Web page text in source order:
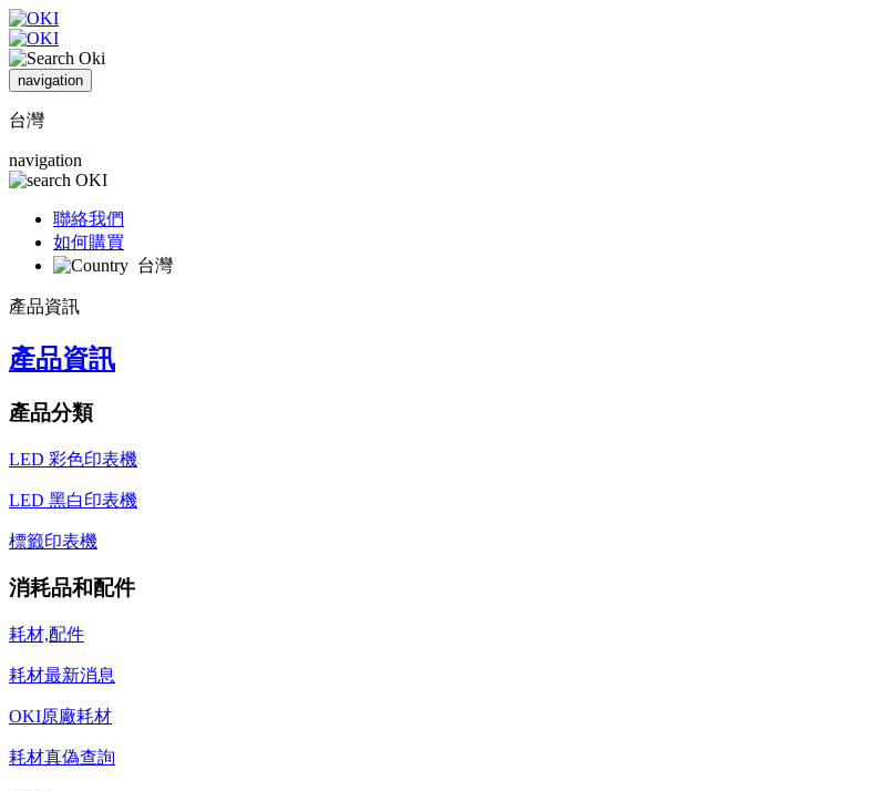
navigation
台灣
navigation
聯絡我們
如何購買
台灣
產品資訊
產品資訊
產品分類
LED 彩色印表機
LED 黑白印表機
標籤印表機
消耗品和配件
耗材,配件
耗材最新消息
OKI原廠耗材
耗材真偽查詢